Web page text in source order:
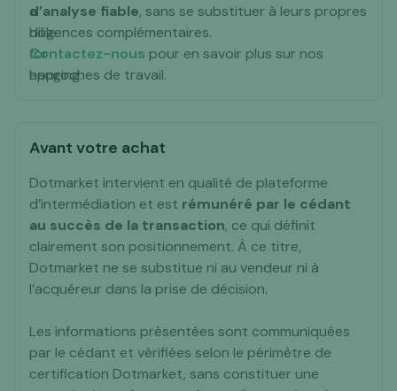
d’analyse fiable, sans se substituer à leurs propres
diligences complémentaires.
Contactez-nous pour en savoir plus sur nos
approches de travail.
Avant votre achat
Dotmarket intervient en qualité de plateforme
d’intermédiation et est rémunéré par le cédant
au succès de la transaction, ce qui définit
clairement son positionnement. À ce titre,
Dotmarket ne se substitue ni au vendeur ni à
l’acquéreur dans la prise de décision.
Les informations présentées sont communiquées
par le cédant et vérifiées selon le périmètre de
certification Dotmarket, sans constituer une